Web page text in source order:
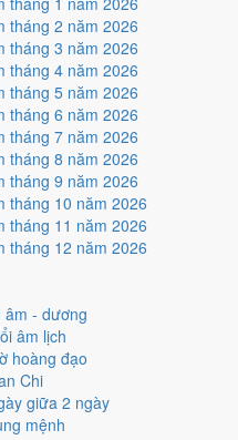
tháng 2 năm 2026
tháng 3 năm 2026
tháng 4 năm 2026
tháng 5 năm 2026
tháng 6 năm 2026
tháng 7 năm 2026
tháng 8 năm 2026
tháng 9 năm 2026
tháng 10 năm 2026
tháng 11 năm 2026
tháng 12 năm 2026
âm - dương
âm lịch
hoàng đạo
Chi
giữa 2 ngày
mệnh
phẩm phong thủy.
Một tiêu chí thành phần, xét riêng
Xem cơ chế ở bàisao Hoàng Đạo
Đạo.
Tuế và màu hợp ở trên là quan
Tam Mệnh Thông Hội
khảo khi chọn thời điểm,
Tử Ly Hỏa ảnh
với hành Vận thì
đây là năm cần giữ thế,